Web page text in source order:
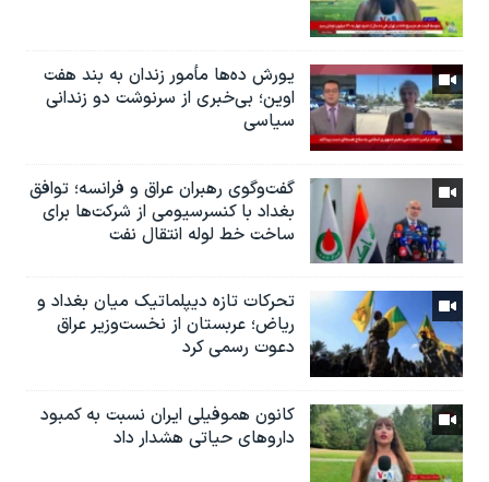
یورش ده‌ها مأمور زندان به بند هفت
اوین؛ بی‌خبری از سرنوشت دو زندانی
سیاسی
گفت‌وگوی رهبران عراق و فرانسه؛ توافق
بغداد با کنسرسیومی از شرکت‌ها برای
ساخت خط لوله انتقال نفت
تحرکات تازه دیپلماتیک میان بغداد و
ریاض؛ عربستان از نخست‌وزیر عراق
دعوت رسمی کرد
کانون هموفیلی ایران نسبت به کمبود
داروهای حیاتی هشدار داد